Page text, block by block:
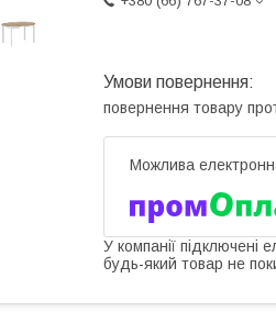
повернення товару
У компанії підключені
будь-який товар не